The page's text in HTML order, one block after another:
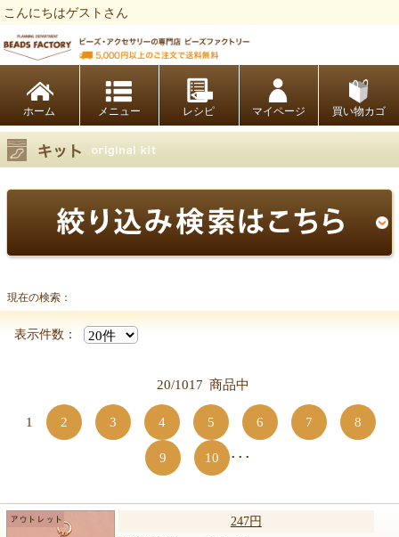
こんにちはゲストさん
ホーム レシピ マイページ 買い物カゴ
現在の検索：
表示件数：
20/1017 商品中
1 2 3 4 5 6 7 8
9 10 ･･･
247円